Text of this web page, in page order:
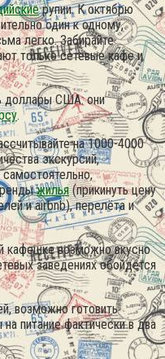
рупии. К октябрю
один к одному,
легко. Забирайте
только сетевые кафе и
доллары США: они
.
на 1000-4000
экскурсий,
жилья(прикинуть цену
и airbnb), перелёта и
кафешке возможно вкусно
заведениях обойдется
возможно готовить
питание фактически в два